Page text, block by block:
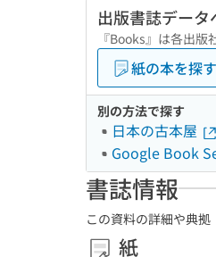
出版書誌データ
『Books』は各出
紙の本を探す
別の方法で探す
日本の古本屋
Google Book
書誌情報
この資料の詳細や典拠
紙